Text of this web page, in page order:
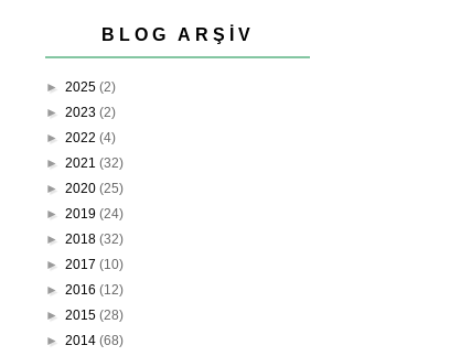
BLOG ARŞIV
► 2025 (2)
► 2023 (2)
► 2022 (4)
► 2021 (32)
► 2020 (25)
► 2019 (24)
► 2018 (32)
► 2017 (10)
► 2016 (12)
► 2015 (28)
► 2014 (68)